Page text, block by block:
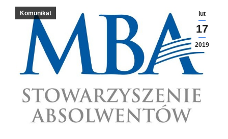
lut
17
2019
Komunikat